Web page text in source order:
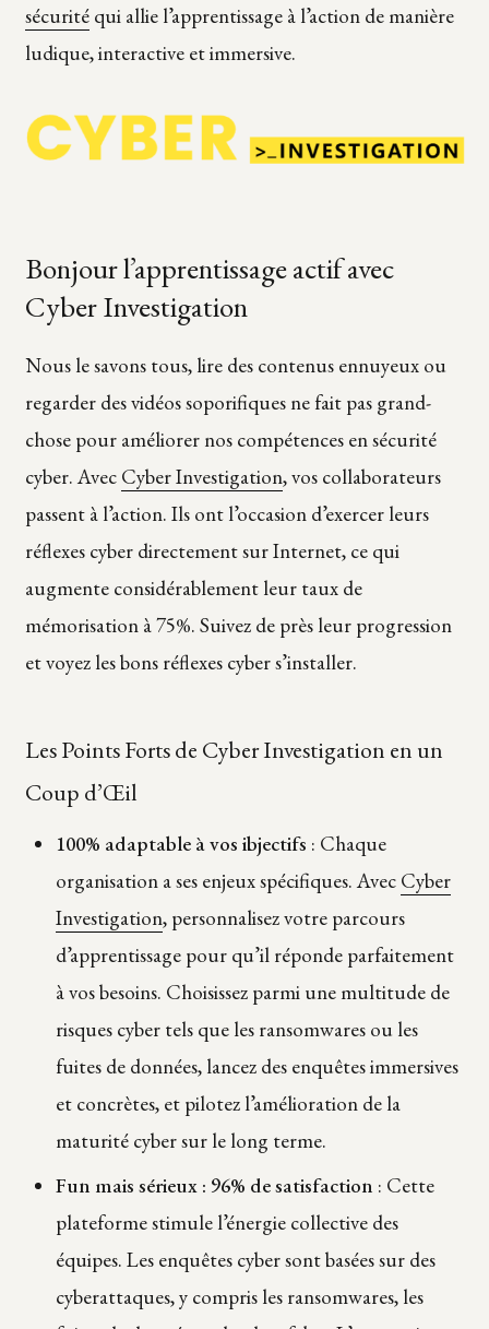
sécuritéqui allie l’apprentissage à l’action de manière
ludique, interactive et immersive.
Bonjour l’apprentissage actif avec
Cyber Investigation
Nous le savons tous, lire des contenus ennuyeux ou
regarder des vidéos soporifiques ne fait pas grand-
chose pour améliorer nos compétences en sécurité
cyber. Avec Cyber Investigation, vos collaborateurs
passent à l’action. Ils ont l’occasion d’exercer leurs
réflexes cyber directement sur Internet, ce qui
augmente considérablement leur taux de
mémorisation à 75%. Suivez de près leur progression
et voyez les bons réflexes cyber s’installer.
Les Points Forts de Cyber Investigation en un
Coup d’Œil
100% adaptable à vos ibjectifs : Chaque
organisation a ses enjeux spécifiques. Avec Cyber
Investigation, personnalisez votre parcours
d’apprentissage pour qu’il réponde parfaitement
à vos besoins. Choisissez parmi une multitude de
risques cyber tels que les ransomwares ou les
fuites de données, lancez des enquêtes immersives
et concrètes, et pilotez l’amélioration de la
maturité cyber sur le long terme.
Fun mais sérieux : 96% de satisfaction : Cette
plateforme stimule l’énergie collective des
équipes. Les enquêtes cyber sont basées sur des
cyberattaques, y compris les ransomwares, les